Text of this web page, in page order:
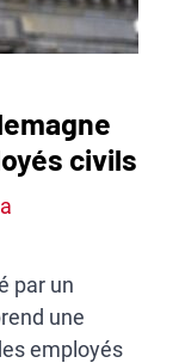
civils
par un
une
employés